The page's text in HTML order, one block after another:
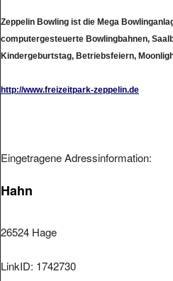
Zeppelin Bowling ist die Mega
computergesteuerte Bowlingbahnen,
Kindergeburtstag, Betriebsfeiern,
http://www.freizeitpark-zeppelin.de
Eingetragene Adressinformation:
Hahn
26524 Hage
LinkID: 1742730